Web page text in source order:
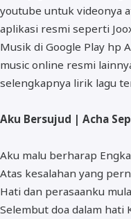
youtube untuk videonya
aplikasi resmi seperti
Musik di Google Play hp
music online resmi
selengkapnya lirik lagu
Aku Bersujud | Acha
Aku malu berharap
Atas kesalahan yang
Hati dan perasaanku
Selembut doa dalam hati